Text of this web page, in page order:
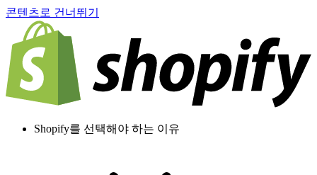
콘텐츠로 건너뛰기
Shopify를 선택해야 하는 이유